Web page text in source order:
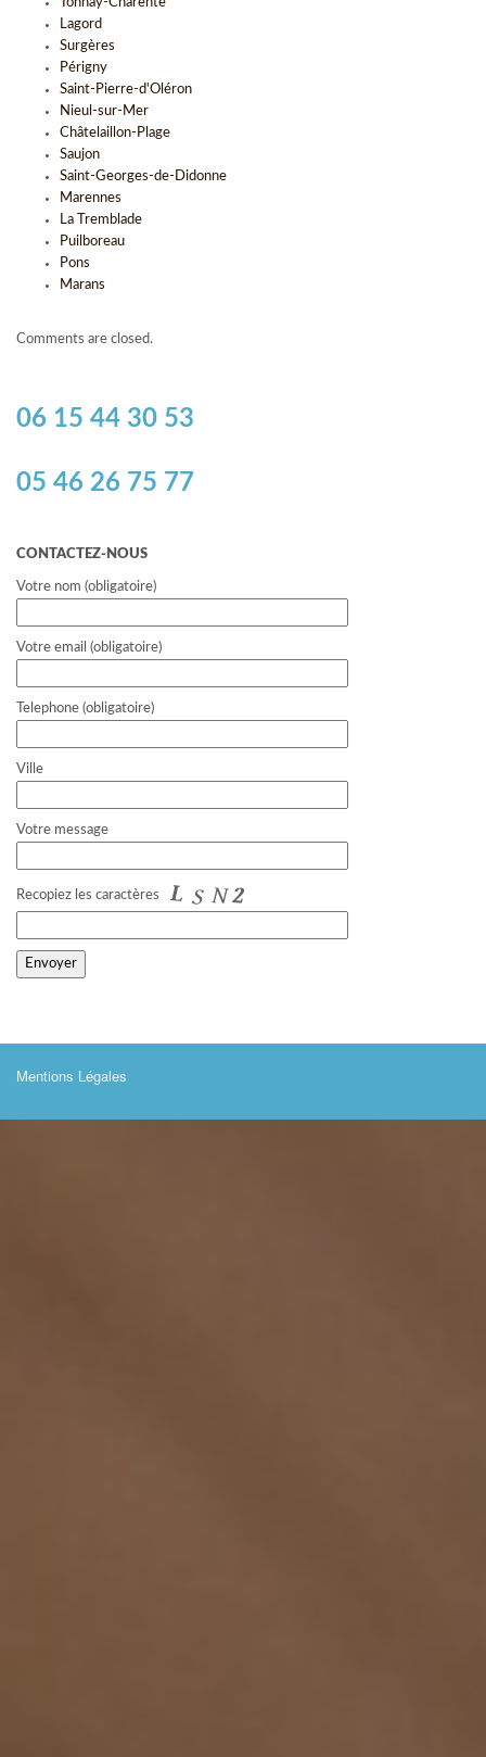
Tonnay-Charente
Lagord
Surgères
Périgny
Saint-Pierre-d'Oléron
Nieul-sur-Mer
Châtelaillon-Plage
Saujon
Saint-Georges-de-Didonne
Marennes
La Tremblade
Puilboreau
Pons
Marans
Comments are closed.
06 15 44 30 53
05 46 26 75 77
CONTACTEZ-NOUS
Votre nom (obligatoire)
Votre email (obligatoire)
Telephone (obligatoire)
Ville
Votre message
Recopiez les caractères
Mentions Légales